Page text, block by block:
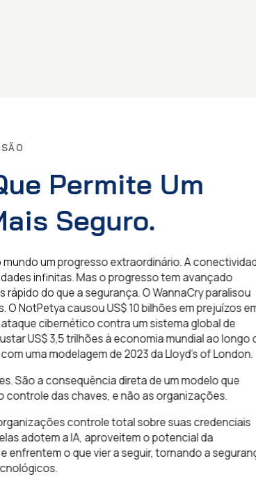
Permite Um
Seguro.
um progresso extraordinário. A conectividade,
infinitas. Mas o progresso tem avançado
do que a segurança. O WannaCry paralisou
NotPetya causou US$ 10 bilhões em prejuízos em
cibernético contra um sistema global de
US$ 3,5 trilhões à economia mundial ao longo de
uma modelagem de 2023 da Lloyd's of London.
São a consequência direta de um modelo que
das chaves, e não as organizações.
controle total sobre suas credenciais
adotem a IA, aproveitem o potencial da
o que vier a seguir, tornando a segurança